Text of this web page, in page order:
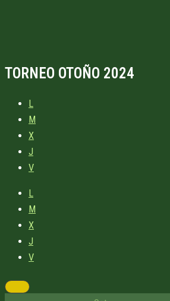
TORNEO OTOÑO 2024
L
M
X
J
V
L
M
X
J
V